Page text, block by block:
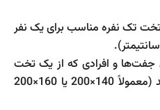
تخت تک نفره مناسب برای یک نفر
جفت‌ها و افرادی که از یک تخت
بزرگ‌تر نیاز دارند طراحی شده‌اند (معمولاً 140×200 یا 160×200